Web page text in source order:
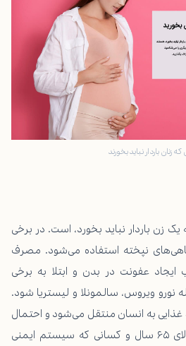
زنان باردار نباید بخورند
زن باردار نباید بخورد، است. در برخی
نپخته استفاده می‌شود. مصرف
عفونت در بدن و ابتلا به برخی
نورو ویروس، سالمونلا و لیستریا شود.
غذایی به انسان منتقل می‌شود و احتمال
ابتلای مادران باردار، افراد بالای ۶۵ سال و کسانی که سیستم ایمنی